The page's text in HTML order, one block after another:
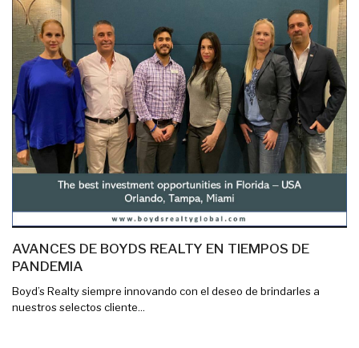
AVANCES DE BOYDS REALTY EN TIEMPOS DE
PANDEMIA
Boyd’s Realty siempre innovando con el deseo de brindarles a
nuestros selectos cliente...